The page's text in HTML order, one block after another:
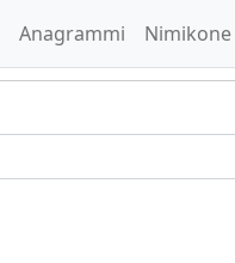
Anagrammi Nimikone